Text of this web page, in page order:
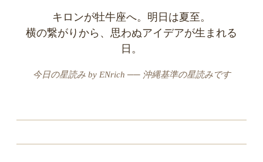
キロンが牡牛座へ。明日は夏至。
横の繋がりから、思わぬアイデアが生まれる
日。
今日の星読み by ENrich ── 沖縄基準の星読みです